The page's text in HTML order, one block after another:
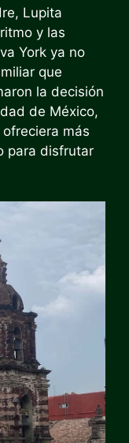
Lupita
y las
York ya no
que
la decisión
de México,
más
para disfrutar